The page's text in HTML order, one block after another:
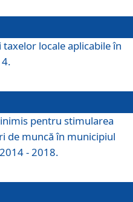
locale aplicabile în
pentru stimularea
de muncă în municipiul
- 2018.